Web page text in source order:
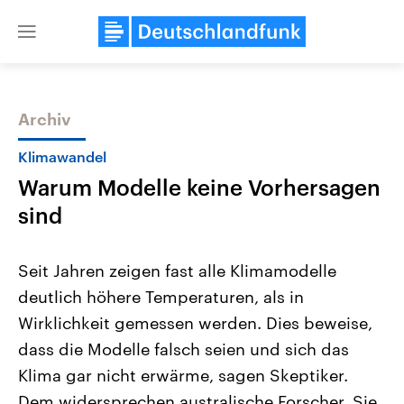
Close
Themen
Landtagswahl Sachsen-Anhalt
2026
Alle Informationen
Sachsen-Anhalt wählt am 6.
September 2026 einen neuen
Landtag. Seit 2021 wird das
Bundesland von einer Koalition aus
USA
Aktuelle Beiträge,
Hintergründe
Wirtschaftlich und
gehören die Vereinigten
den mächtigsten Ländern
mit großem Einfluss auf
Archiv
Klimawandel
Warum Modelle keine Vorhersagen
sind
Seit Jahren zeigen fast alle Klimamodelle
deutlich höhere Temperaturen, als in
Wirklichkeit gemessen werden. Dies beweise,
dass die Modelle falsch seien und sich das
Klima gar nicht erwärme, sagen Skeptiker.